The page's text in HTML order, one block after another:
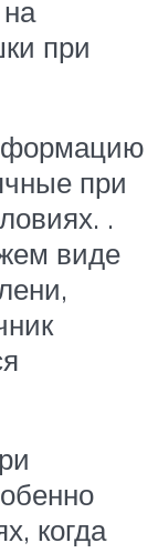
при
при
.
виде
когда